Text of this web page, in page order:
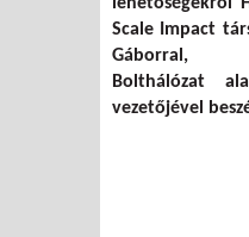
lehetőségekről
Scale Impact
Bolthálózat
vezetőjével